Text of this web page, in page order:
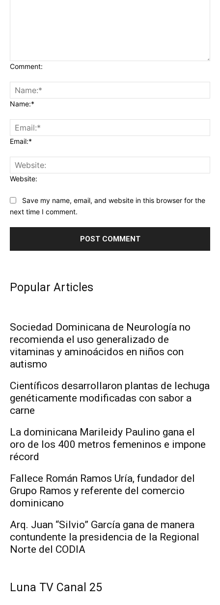
Comment:
Name:*
Email:*
Website:
Save my name, email, and website in this browser for the
next time I comment.
Popular Articles
Sociedad Dominicana de Neurología no
recomienda el uso generalizado de
vitaminas y aminoácidos en niños con
autismo
Científicos desarrollaron plantas de lechuga
genéticamente modificadas con sabor a
carne
La dominicana Marileidy Paulino gana el
oro de los 400 metros femeninos e impone
récord
Fallece Román Ramos Uría, fundador del
Grupo Ramos y referente del comercio
dominicano
Arq. Juan “Silvio” García gana de manera
contundente la presidencia de la Regional
Norte del CODIA
Luna TV Canal 25